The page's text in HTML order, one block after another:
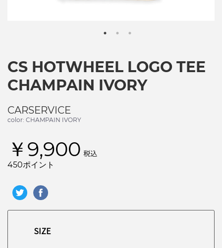
CS HOTWHEEL LOGO TEE
CHAMPAIN IVORY
CARSERVICE
color: CHAMPAIN IVORY
￥9,900 税込
450ポイント